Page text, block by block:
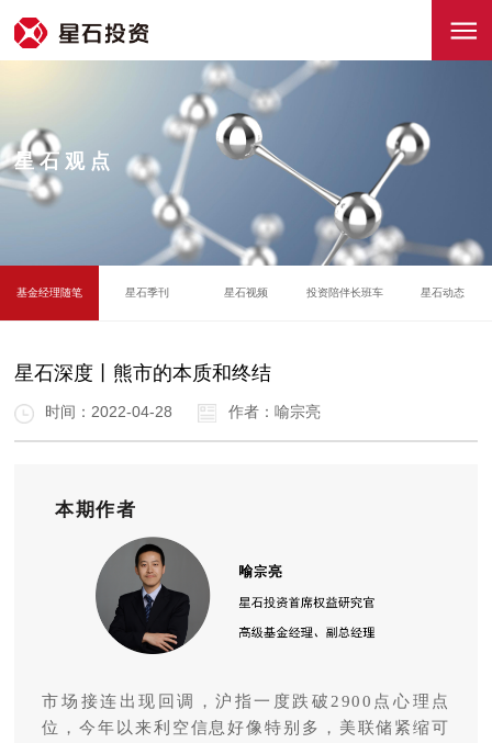
星石观点
基金经理随笔 星石季刊 星石视频 投资陪伴长班车 星石动态
星石深度丨熊市的本质和终结
时间：2022-04-28 作者：喻宗亮
本期作者
市场接连出现回调，沪指一度跌破2900点心理点
位，今年以来利空信息好像特别多，美联储紧缩可